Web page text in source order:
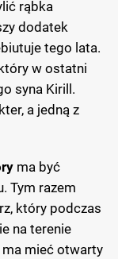
rąbka
dodatek
tego lata.
w ostatni
syna Kirill.
a jedną z
ma być
Tym razem
który podczas
na terenie
mieć otwarty